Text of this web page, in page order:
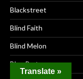
Blackstreet
Blind Faith
Blind Melon
Bloc Party
Translate »